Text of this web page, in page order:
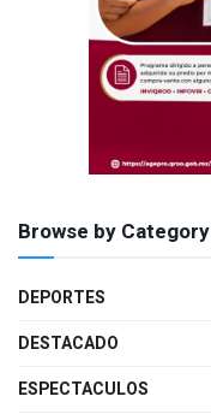
Browse by Category
DEPORTES
DESTACADO
ESPECTACULOS